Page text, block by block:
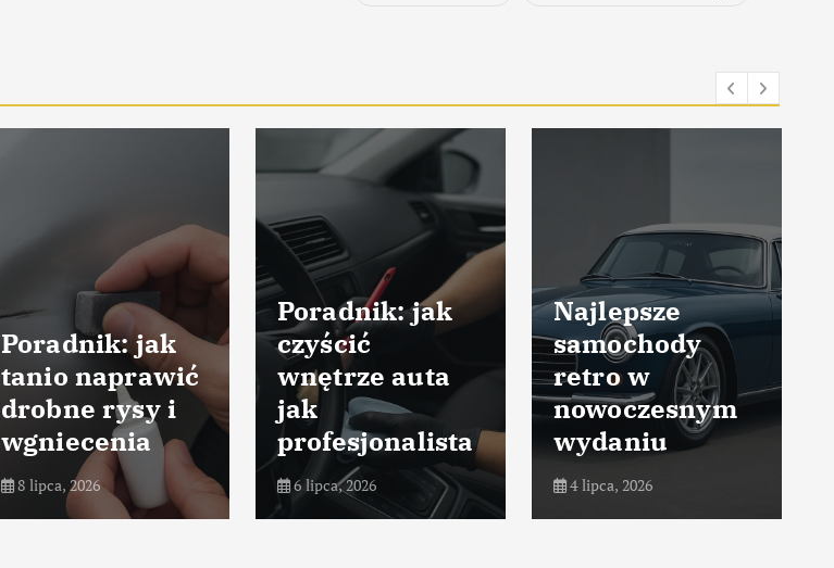
Poradnik: jak
tanio naprawić
drobne rysy i
wgniecenia
8 lipca, 2026
Poradnik: jak
czyścić
wnętrze auta
jak
profesjonalista
6 lipca, 2026
Najlepsze
samochody
retro w
nowoczesnym
wydaniu
4 lipca, 2026